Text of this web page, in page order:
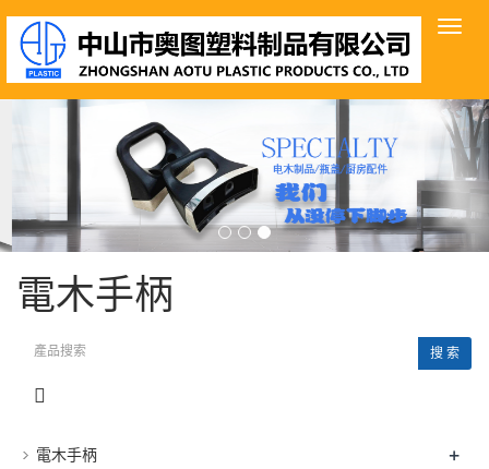
導
電木手柄
搜 索
電木手柄 +